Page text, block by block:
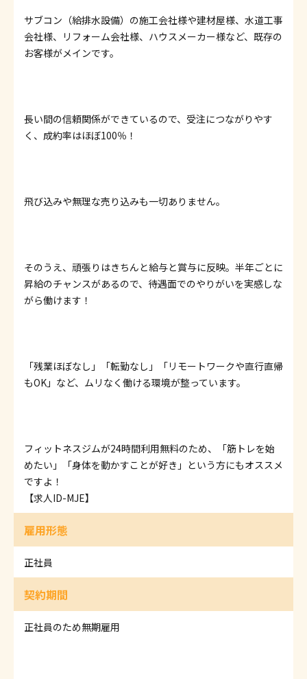
サブコン（給排水設備）の施工会社様や建材屋様、水道工事
会社様、リフォーム会社様、ハウスメーカー様など、既存の
お客様がメインです。
長い間の信頼関係ができているので、受注につながりやす
く、成約率はほぼ100％！
飛び込みや無理な売り込みも一切ありません。
そのうえ、頑張りはきちんと給与と賞与に反映。半年ごとに
昇給のチャンスがあるので、待遇面でのやりがいを実感しな
がら働けます！
「残業ほぼなし」「転勤なし」「リモートワークや直行直帰
もOK」など、ムリなく働ける環境が整っています。
フィットネスジムが24時間利用無料のため、「筋トレを始
めたい」「身体を動かすことが好き」という方にもオススメ
ですよ！
【求人ID-MJE】
雇用形態
正社員
契約期間
正社員のため無期雇用